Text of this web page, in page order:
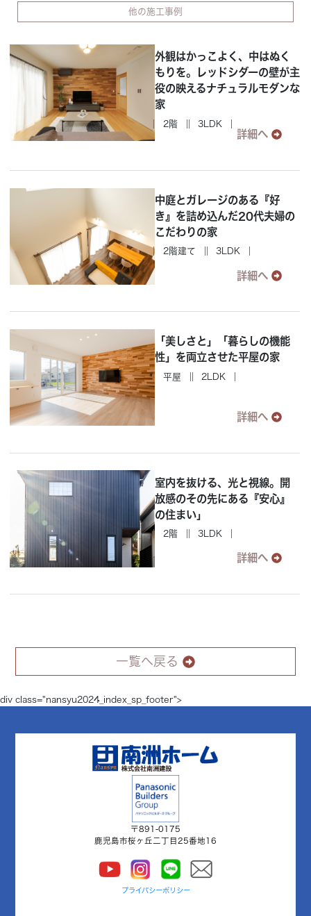
他の施工事例
外観はかっこよく、中はぬく
もりを。レッドシダーの壁が主
役の映えるナチュラルモダンな
家
2階 3LDK
詳細へ
中庭とガレージのある『好
き』を詰め込んだ20代夫婦の
こだわりの家
2階建て 3LDK
詳細へ
「美しさと」「暮らしの機能
性」を両立させた平屋の家
平屋 2LDK
詳細へ
室内を抜ける、光と視線。開
放感のその先にある『安心』
の住まい」
2階 3LDK
詳細へ
一覧へ戻る
div class="nansyu2024_index_sp_footer">
〒891-0175
鹿児島市桜ヶ丘二丁目25番地16
プライバシーポリシー